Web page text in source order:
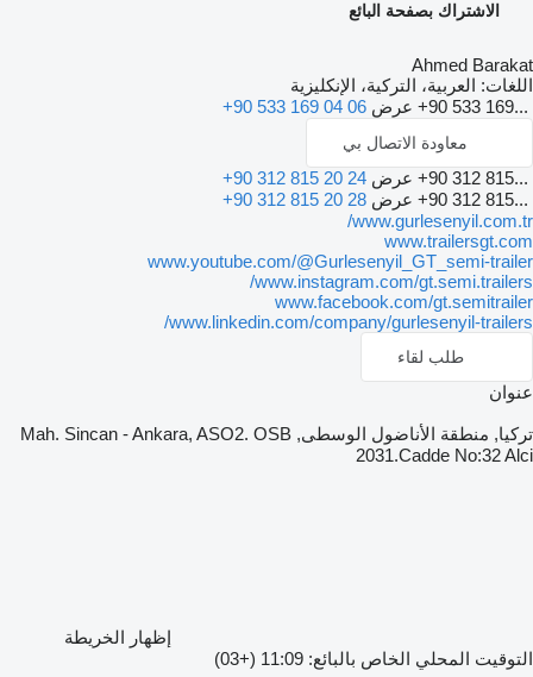
الاشتراك بصفحة البائع
Ahmed Barakat
اللغات: العربية، التركية، الإنكليزية
+90 533 169... عرض +90 533 169 04 06
معاودة الاتصال بي
+90 312 815... عرض +90 312 815 20 24
+90 312 815... عرض +90 312 815 20 28
www.gurlesenyil.com.tr/
www.trailersgt.com
www.youtube.com/@Gurlesenyil_GT_semi-trailer
www.instagram.com/gt.semi.trailers/
www.facebook.com/gt.semitrailer
www.linkedin.com/company/gurlesenyil-trailers/
طلب لقاء
عنوان
تركيا, منطقة الأناضول الوسطى, Mah. Sincan - Ankara, ASO2. OSB
2031.Cadde No:32 Alci
إظهار الخريطة
التوقيت المحلي الخاص بالبائع: 11:09 (+03)